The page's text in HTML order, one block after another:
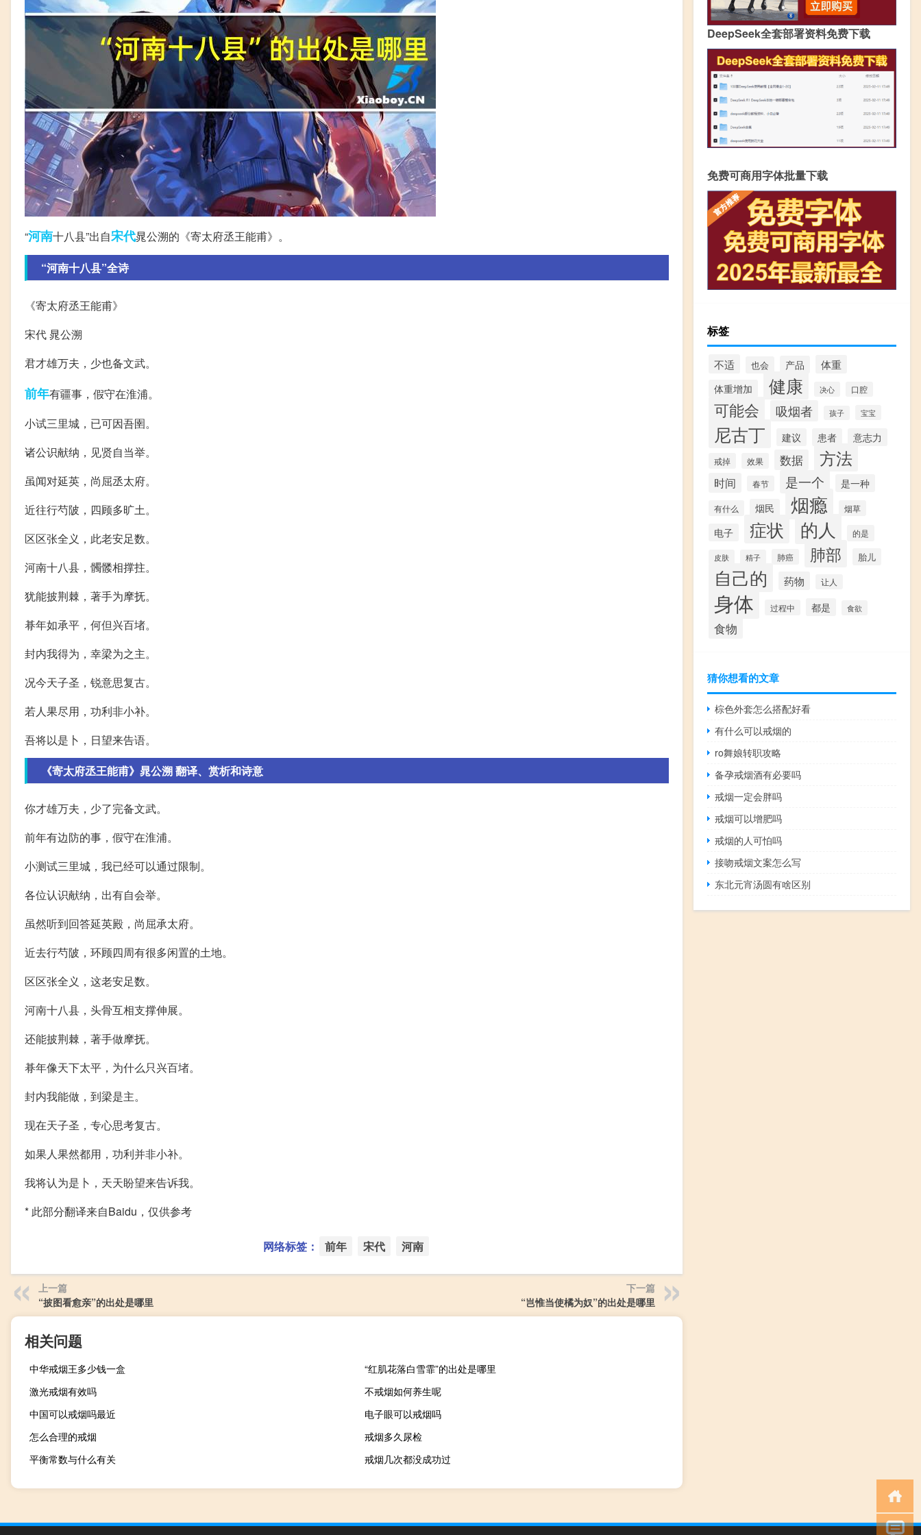
“河南十八县”出自宋代晁公溯的《寄太府丞王能甫》。
“河南十八县”全诗
《寄太府丞王能甫》
宋代 晁公溯
君才雄万夫，少也备文武。
前年有疆事，假守在淮浦。
小试三里城，已可因吾圉。
诸公识献纳，见贤自当举。
虽闻对延英，尚屈丞太府。
近往行芍陂，四顾多旷土。
区区张全义，此老安足数。
河南十八县，髑髅相撑拄。
犹能披荆棘，著手为摩抚。
朞年如承平，何但兴百堵。
封内我得为，幸梁为之主。
况今天子圣，锐意思复古。
若人果尽用，功利非小补。
吾将以是卜，日望来告语。
《寄太府丞王能甫》晁公溯 翻译、赏析和诗意
你才雄万夫，少了完备文武。
前年有边防的事，假守在淮浦。
小测试三里城，我已经可以通过限制。
各位认识献纳，出有自会举。
虽然听到回答延英殿，尚屈承太府。
近去行芍陂，环顾四周有很多闲置的土地。
区区张全义，这老安足数。
河南十八县，头骨互相支撑伸展。
还能披荆棘，著手做摩抚。
朞年像天下太平，为什么只兴百堵。
封内我能做，到梁是主。
现在天子圣，专心思考复古。
如果人果然都用，功利并非小补。
我将认为是卜，天天盼望来告诉我。
* 此部分翻译来自Baidu，仅供参考
网络标签： 前年 宋代 河南
上一篇
“披图看愈亲”的出处是哪里
下一篇
“岂惟当使橘为奴”的出处是哪里
相关问题
中华戒烟王多少钱一盒
“红肌花落白雪霏”的出处是哪里
激光戒烟有效吗
不戒烟如何养生呢
中国可以戒烟吗最近
电子眼可以戒烟吗
怎么合理的戒烟
戒烟多久尿检
平衡常数与什么有关
戒烟几次都没成功过
DeepSeek全套部署资料免费下载
免费可商用字体批量下载
标签
不适 也会 产品 体重
体重增加 健康 决心 口腔
可能会 吸烟者 孩子 宝宝
尼古丁 建议 患者 意志力
戒掉 效果 数据 方法
时间 春节 是一个 是一种
有什么 烟民 烟瘾 烟草
电子 症状 的人 的是
皮肤 精子 肺癌 肺部 胎儿
自己的 药物 让人
身体 过程中 都是 食欲
食物
猜你想看的文章
棕色外套怎么搭配好看
有什么可以戒烟的
ro舞娘转职攻略
备孕戒烟酒有必要吗
戒烟一定会胖吗
戒烟可以增肥吗
戒烟的人可怕吗
接吻戒烟文案怎么写
东北元宵汤圆有啥区别